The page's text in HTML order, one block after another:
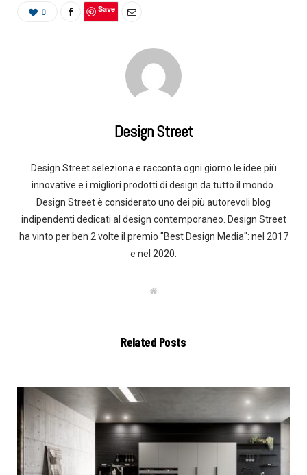
0 Save
Design Street
Design Street seleziona e racconta ogni giorno le idee più
innovative e i migliori prodotti di design da tutto il mondo.
Design Street è considerato uno dei più autorevoli blog
indipendenti dedicati al design contemporaneo. Design Street
ha vinto per ben 2 volte il premio "Best Design Media": nel 2017
e nel 2020.
W
Related Posts